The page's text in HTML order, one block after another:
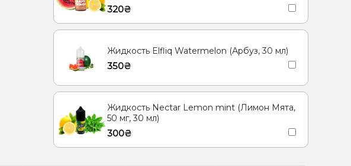
320₴
Жидкость Elfliq Watermelon (Арбуз, 30 мл)
350₴
Жидкость Nectar Lemon mint (Лимон Мята,
50 мг, 30 мл)
300₴